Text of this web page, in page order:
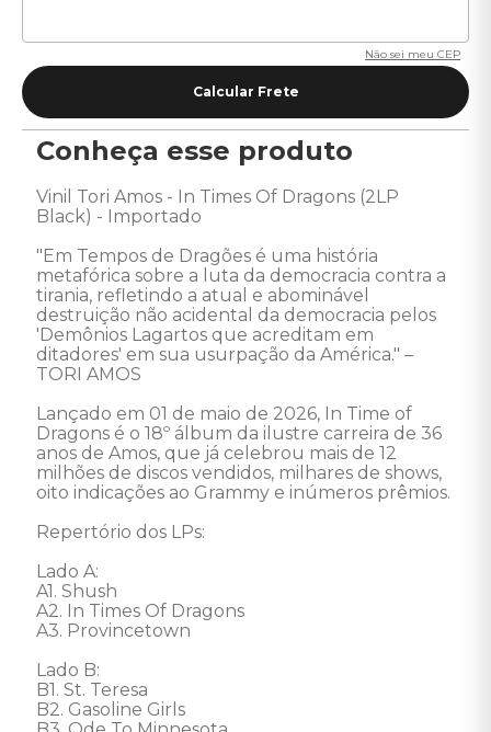
Não sei meu CEP
Conheça esse produto
Vinil Tori Amos - In Times Of Dragons (2LP
Black) - Importado
"Em Tempos de Dragões é uma história
metafórica sobre a luta da democracia contra a
tirania, refletindo a atual e abominável
destruição não acidental da democracia pelos
'Demônios Lagartos que acreditam em
ditadores' em sua usurpação da América." –
TORI AMOS
Lançado em 01 de maio de 2026, In Time of
Dragons é o 18º álbum da ilustre carreira de 36
anos de Amos, que já celebrou mais de 12
milhões de discos vendidos, milhares de shows,
oito indicações ao Grammy e inúmeros prêmios.
Repertório dos LPs:
Lado A:
A1. Shush
A2. In Times Of Dragons
A3. Provincetown
Lado B:
B1. St. Teresa
B2. Gasoline Girls